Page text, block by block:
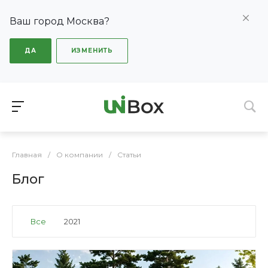
Ваш город Москва?
ДА ИЗМЕНИТЬ
Главная / О компании / Статьи
Блог
Все 2021